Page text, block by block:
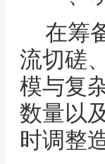
在筹
流切磋
模与复
数量以
时调整